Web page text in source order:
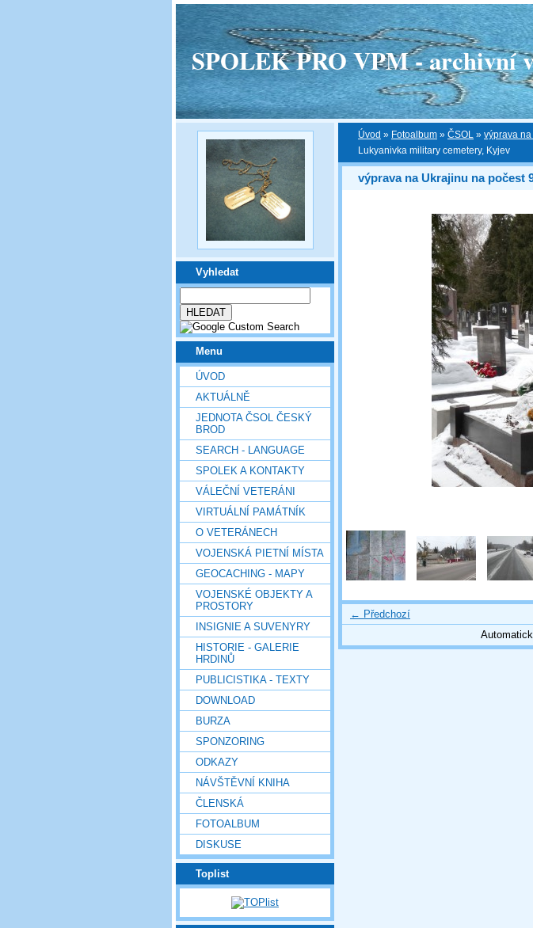
SPOLEK PRO VPM - archivní
Vyhledat
Menu
ÚVOD
AKTUÁLNĚ
JEDNOTA ČSOL ČESKÝ
BROD
SEARCH - LANGUAGE
SPOLEK A KONTAKTY
VÁLEČNÍ VETERÁNI
VIRTUÁLNÍ PAMÁTNÍK
O VETERÁNECH
VOJENSKÁ PIETNÍ MÍSTA
GEOCACHING - MAPY
VOJENSKÉ OBJEKTY A
PROSTORY
INSIGNIE A SUVENYRY
HISTORIE - GALERIE
HRDINŮ
PUBLICISTIKA - TEXTY
DOWNLOAD
BURZA
SPONZORING
ODKAZY
NÁVŠTĚVNÍ KNIHA
ČLENSKÁ
FOTOALBUM
DISKUSE
Toplist
Úvod » Fotoalbum » ČSOL » výprava
Lukyanivka military cemetery, Kyjev
výprava na Ukrajinu na počest
← Předchozí